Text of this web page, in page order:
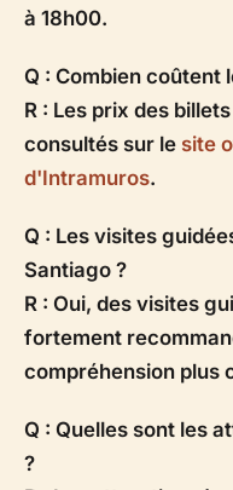
à 18h00.
Q : Combien coûtent
R : Les prix des
consultés sur le site
d'Intramuros.
Q : Les visites
Santiago ?
R : Oui, des visites
fortement
compréhension plus
Q : Quelles sont les
?